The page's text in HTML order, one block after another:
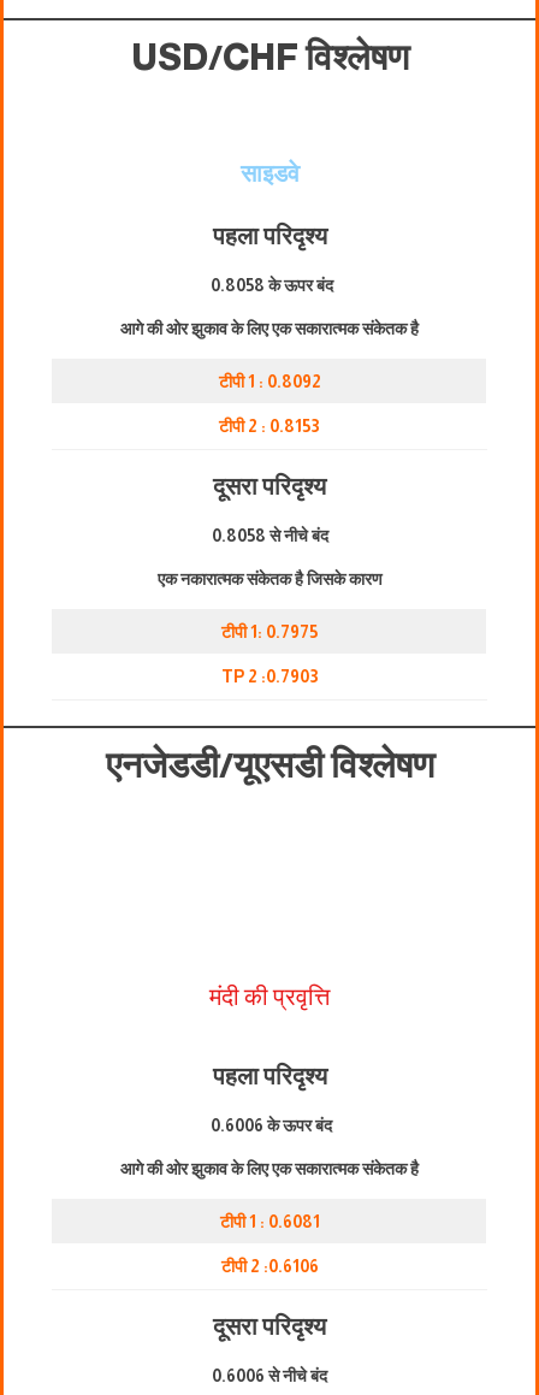
USD/CHF विश्लेषण
साइडवे
पहला परिदृश्य
0.8058 के ऊपर बंद
आगे की ओर झुकाव के लिए एक सकारात्मक संकेतक है
टीपी 1 : 0.8092
टीपी 2 : 0.8153
दूसरा परिदृश्य
0.8058 से नीचे बंद
एक नकारात्मक संकेतक है जिसके कारण
टीपी 1: 0.7975
TP 2 :0.7903
एनजेडडी/यूएसडी विश्लेषण
मंदी की प्रवृत्ति
पहला परिदृश्य
0.6006 के ऊपर बंद
आगे की ओर झुकाव के लिए एक सकारात्मक संकेतक है
टीपी 1 : 0.6081
टीपी 2 :0.6106
दूसरा परिदृश्य
0.6006 से नीचे बंद